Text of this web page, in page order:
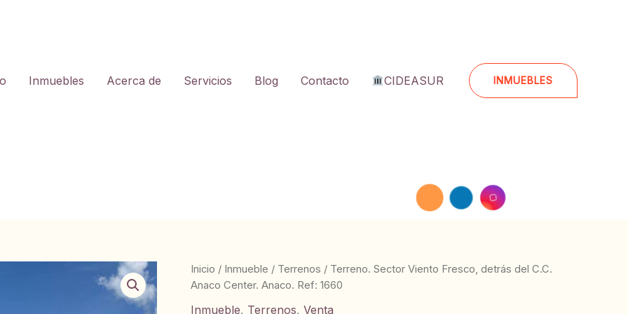
Inmuebles Acerca de Servicios Blog Contacto CIDEASUR INMUEBLES
Inicio / Inmueble / Terrenos / Terreno. Sector Viento Fresco, detrás del C.C.
Anaco Center. Anaco. Ref: 1660
Inmueble, Terrenos, Venta